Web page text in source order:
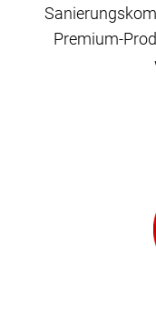
Premium-